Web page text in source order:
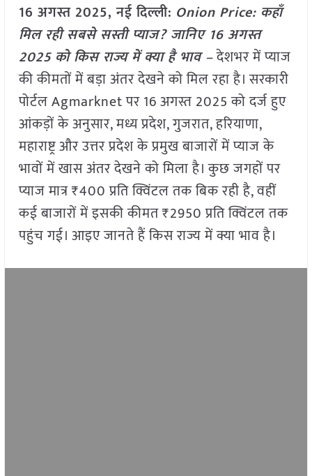
16 अगस्त 2025, नई दिल्ली: Onion Price: कहाँ
मिल रही सबसे सस्ती प्याज? जानिए 16 अगस्त
2025 को किस राज्य में क्या है भाव –देशभर में प्याज
की कीमतों में बड़ा अंतर देखने को मिल रहा है। सरकारी
पोर्टल Agmarknet पर 16 अगस्त 2025 को दर्ज हुए
आंकड़ों के अनुसार, मध्य प्रदेश, गुजरात, हरियाणा,
महाराष्ट्र और उत्तर प्रदेश के प्रमुख बाजारों में प्याज के
भावों में खास अंतर देखने को मिला है। कुछ जगहों पर
प्याज मात्र ₹400 प्रति क्विंटल तक बिक रही है, वहीं
कई बाजारों में इसकी कीमत ₹2950 प्रति क्विंटल तक
पहुंच गई। आइए जानते हैं किस राज्य में क्या भाव है।